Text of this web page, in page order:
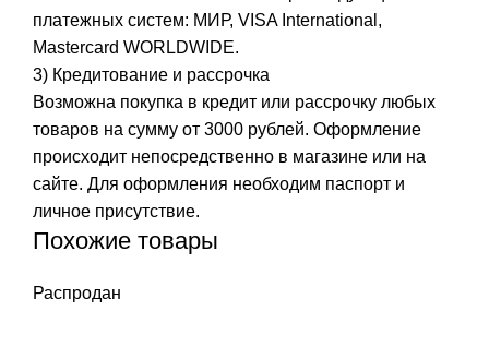
платежных систем: МИР, VISA International,
Mastercard WORLDWIDE.
3) Кредитование и рассрочка
Возможна покупка в кредит или рассрочку любых
товаров на сумму от 3000 рублей. Оформление
происходит непосредственно в магазине или на
сайте. Для оформления необходим паспорт и
личное присутствие.
Похожие товары
Распродан